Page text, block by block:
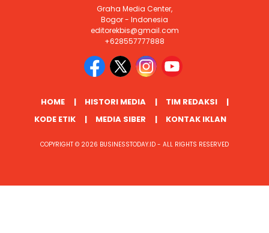
Graha Media Center,
Bogor - Indonesia
editorekbis@gmail.com
+628557777888
HOME HISTORI MEDIA
TIM REDAKSI
KODE ETIK
MEDIA SIBER KONTAK IKLAN
COPYRIGHT © 2026 BUSINESSTODAY.ID - ALL RIGHTS RESERVED